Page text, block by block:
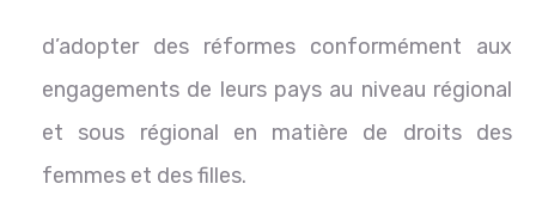
d’adopter des réformes conformément aux
engagements de leurs pays au niveau régional
et sous régional en matière de droits des
femmes et des filles.